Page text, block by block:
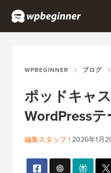
WPBEGINNER ブログ
ポッドキャ
WordPress
編集スタッフ | 2026年1月